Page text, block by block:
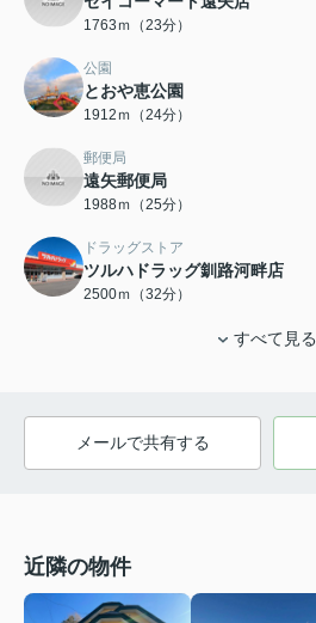
1763ｍ（23分）
公園
とおや恵公園
1912ｍ（24分）
郵便局
遠矢郵便局
1988ｍ（25分）
ドラッグストア
ツルハドラッグ釧路河畔店
2500ｍ（32分）
すべて見る
メールで共有する
近隣の物件